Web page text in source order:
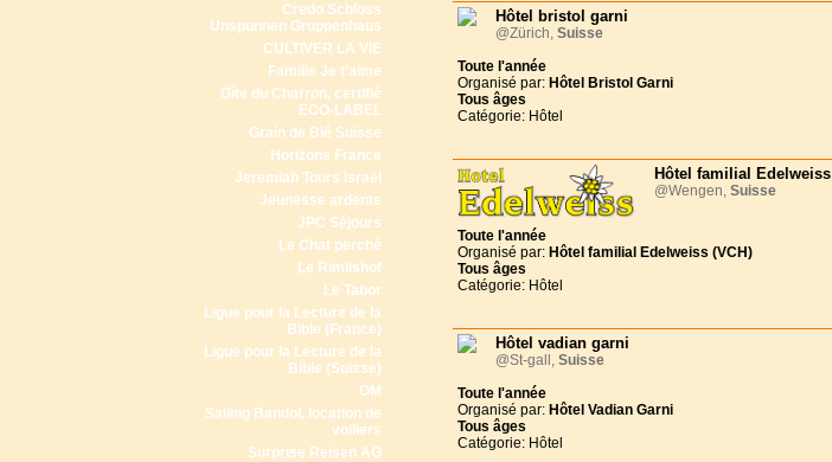
Credo Schloss
Unspunnen Gruppenhaus
CULTIVER LA VIE
Famille Je t'aime
Gîte du Charron, certifié
ECO-LABEL
Grain de Blé Suisse
Horizons France
Jeremiah Tours Israël
Jeunesse ardente
JPC Séjours
Le Chat perché
Le Rimlishof
Le Tabor
Ligue pour la Lecture de la
Bible (France)
Ligue pour la Lecture de la
Bible (Suisse)
OM
Sailing Bandol, location de
voiliers
Surprise Reisen AG
Hôtel bristol garni
@Zürich, Suisse
Toute l'année
Organisé par: Hôtel Bristol Garni
Tous âges
Catégorie: Hôtel
Hôtel familial Edelweiss
@Wengen, Suisse
Toute l'année
Organisé par: Hôtel familial Edelweiss (VCH)
Tous âges
Catégorie: Hôtel
Hôtel vadian garni
@St-gall, Suisse
Toute l'année
Organisé par: Hôtel Vadian Garni
Tous âges
Catégorie: Hôtel